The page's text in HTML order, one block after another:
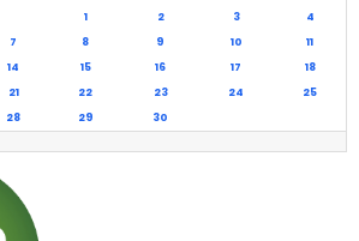
1 2 3
4
7 8 9 10
11
14 15 16 17
18
21 22 23 24
25
28 29 30